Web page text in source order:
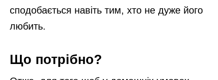
сподобається навіть тим, хто не дуже його
любить.
Що потрібно?